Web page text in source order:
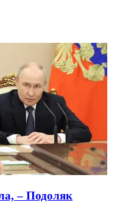
– Подоляк